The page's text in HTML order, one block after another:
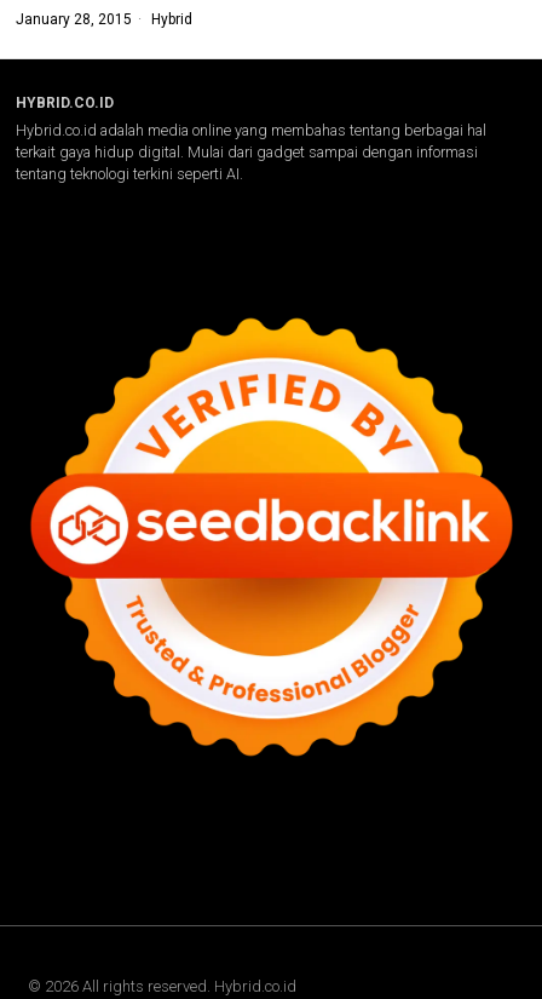
January 28, 2015 Hybrid
HYBRID.CO.ID
Hybrid.co.id adalah media online yang membahas tentang berbagai hal
terkait gaya hidup digital. Mulai dari gadget sampai dengan informasi
tentang teknologi terkini seperti AI.
© 2026 All rights reserved. Hybrid.co.id